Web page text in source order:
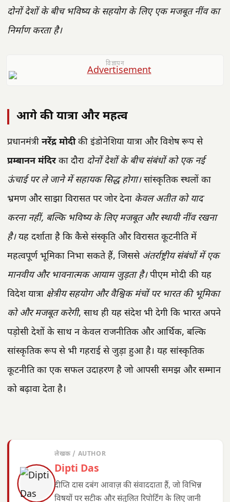
दोनों देशों के बीच भविष्य के सहयोग के लिए एक मजबूत नींव का
निर्माण करता है।
विज्ञापन
आगे की यात्रा और महत्व
प्रधानमंत्री नरेंद्र मोदीकी इंडोनेशिया यात्रा और विशेष रूप से
प्रम्बानन मंदिरका दौरा दोनों देशों के बीच संबंधों को एक नई
ऊंचाई पर ले जाने में सहायक सिद्ध होगा।सांस्कृतिक स्थलों का
भ्रमण और साझा विरासत पर जोर देना केवल अतीत को याद
करना नहीं, बल्कि भविष्य के लिए मजबूत और स्थायी नींव रखना
है।यह दर्शाता है कि कैसे संस्कृति और विरासत कूटनीति में
महत्वपूर्ण भूमिका निभा सकते हैं, जिससे अंतर्राष्ट्रीय संबंधों में एक
मानवीय और भावनात्मक आयाम जुड़ता है।पीएम मोदी की यह
विदेश यात्रा क्षेत्रीय सहयोग और वैश्विक मंचों पर भारत की भूमिका
को और मजबूत करेगी, साथ ही यह संदेश भी देगी कि भारत अपने
पड़ोसी देशों के साथ न केवल राजनीतिक और आर्थिक, बल्कि
सांस्कृतिक रूप से भी गहराई से जुड़ा हुआ है। यह सांस्कृतिक
कूटनीति का एक सफल उदाहरण है जो आपसी समझ और सम्मान
को बढ़ावा देता है।
लेखक / AUTHOR
Dipti Das
दीप्ति दास दबंग आवाज़ की संवाददाता हैं, जो विभिन्न
विषयों पर सटीक और संतुलित रिपोर्टिंग के लिए जानी